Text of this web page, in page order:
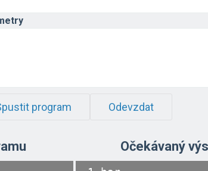
program Odevzdat
Očekávaný